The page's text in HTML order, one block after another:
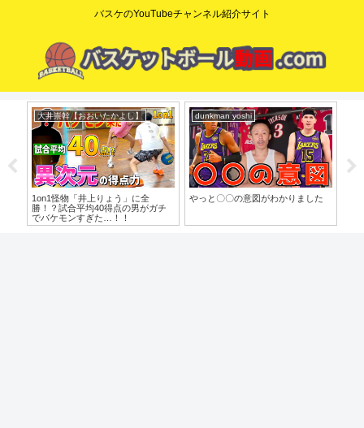
バスケのYouTubeチャンネル紹介サイト
大井崇幹【おおいたかよし】
1on1怪物「井上りょう」に全
勝！？試合平均40得点の男がガチ
でバケモンすぎた…！！
dunkman yoshi
やっと〇〇の意図がわかりました